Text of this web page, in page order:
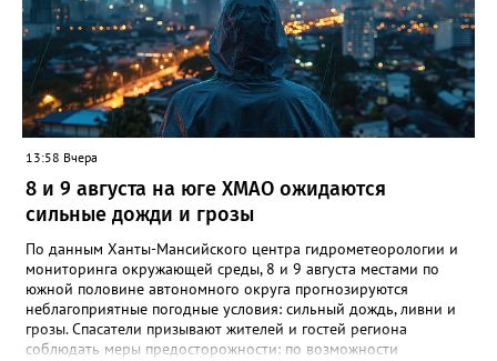
13:58 Вчера
8 и 9 августа на юге ХМАО ожидаются
сильные дожди и грозы
По данным Ханты-Мансийского центра гидрометеорологии и
мониторинга окружающей среды, 8 и 9 августа местами по
южной половине автономного округа прогнозируются
неблагоприятные погодные условия: сильный дождь, ливни и
грозы. Спасатели призывают жителей и гостей региона
соблюдать меры предосторожности: по возможности